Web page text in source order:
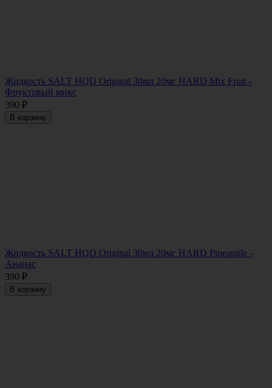
Жидкость SALT HQD Original 30мл 20мг HARD Mix Fruit -
Фруктовый микс
390 ₽
В корзину
Жидкость SALT HQD Original 30мл 20мг HARD Pineapple -
Ананас
390 ₽
В корзину